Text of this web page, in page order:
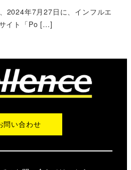
2024年7月27日に、インフルエ
イト「Po […]
問い合わせ